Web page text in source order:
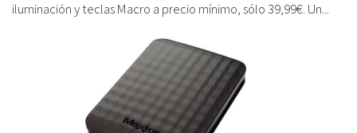
iluminación y teclas Macro a precio mínimo, sólo 39,99€. Un...